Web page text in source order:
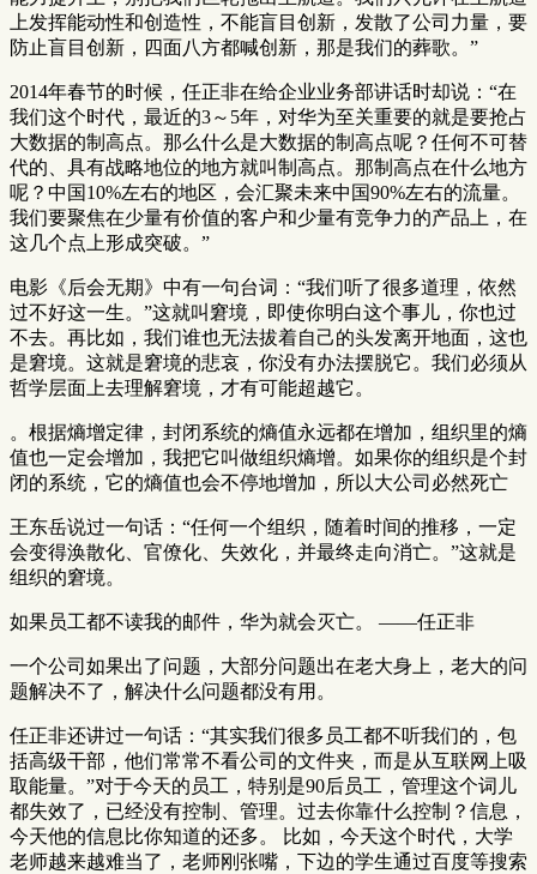
上发挥能动性和创造性，不能盲目创新，发散了公司力量，要
防止盲目创新，四面八方都喊创新，那是我们的葬歌。”
2014年春节的时候，任正非在给企业业务部讲话时却说：“在
我们这个时代，最近的3～5年，对华为至关重要的就是要抢占
大数据的制高点。那么什么是大数据的制高点呢？任何不可替
代的、具有战略地位的地方就叫制高点。那制高点在什么地方
呢？中国10%左右的地区，会汇聚未来中国90%左右的流量。
我们要聚焦在少量有价值的客户和少量有竞争力的产品上，在
这几个点上形成突破。”
电影《后会无期》中有一句台词：“我们听了很多道理，依然
过不好这一生。”这就叫窘境，即使你明白这个事儿，你也过
不去。再比如，我们谁也无法拔着自己的头发离开地面，这也
是窘境。这就是窘境的悲哀，你没有办法摆脱它。我们必须从
哲学层面上去理解窘境，才有可能超越它。
。根据熵增定律，封闭系统的熵值永远都在增加，组织里的熵
值也一定会增加，我把它叫做组织熵增。如果你的组织是个封
闭的系统，它的熵值也会不停地增加，所以大公司必然死亡
王东岳说过一句话：“任何一个组织，随着时间的推移，一定
会变得涣散化、官僚化、失效化，并最终走向消亡。”这就是
组织的窘境。
如果员工都不读我的邮件，华为就会灭亡。 ——任正非
一个公司如果出了问题，大部分问题出在老大身上，老大的问
题解决不了，解决什么问题都没有用。
任正非还讲过一句话：“其实我们很多员工都不听我们的，包
括高级干部，他们常常不看公司的文件夹，而是从互联网上吸
取能量。”对于今天的员工，特别是90后员工，管理这个词儿
都失效了，已经没有控制、管理。过去你靠什么控制？信息，
今天他的信息比你知道的还多。 比如，今天这个时代，大学
老师越来越难当了，老师刚张嘴，下边的学生通过百度等搜索